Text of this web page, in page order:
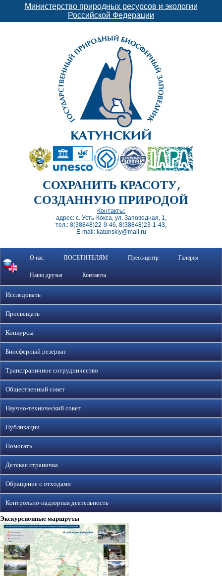
Министерство природных ресурсов и экологии
Российской Федерации
СОХРАНИТЬ КРАСОТУ,
СОЗДАННУЮ ПРИРОДОЙ
Контакты:
адрес: с. Усть-Кокса, ул. Заповедная, 1,
тел.: 8(38848)22-9-46, 8(38848)23-1-43,
E-mail: katunskiy@mail.ru
О нас ПОСЕТИТЕЛЯМ Пресс-центр Галерея
Наши друзья Контакты
Исследовать
Просвещать
Конкурсы
Биосферный резерват
Трансграничное сотрудничество
Общественный совет
Научно-технический совет
Публикации
Помогать
Детская страничка
Обращение с отходами
Контрольно-надзорная деятельность
Экскурсионные маршруты